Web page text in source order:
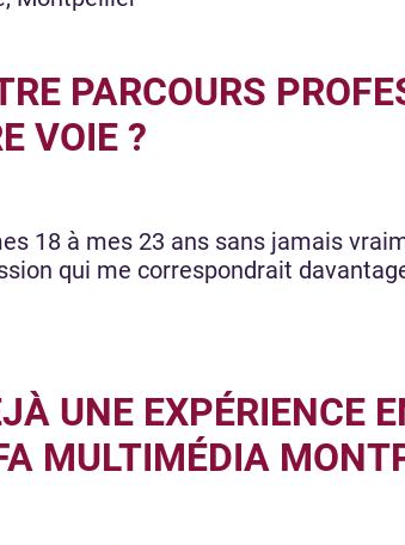
PARCOURS
VOIE ?
18 à mes 23 ans sans jamais
qui me correspondrait
UNE EXPÉRIENCE
MULTIMÉDIA